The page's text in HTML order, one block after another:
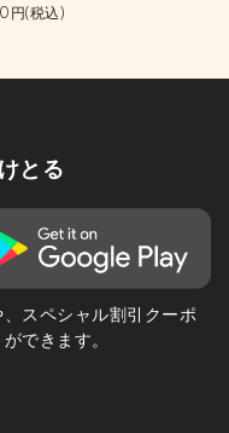
円(税込)
とる
スペシャル割引クーポ
できます。